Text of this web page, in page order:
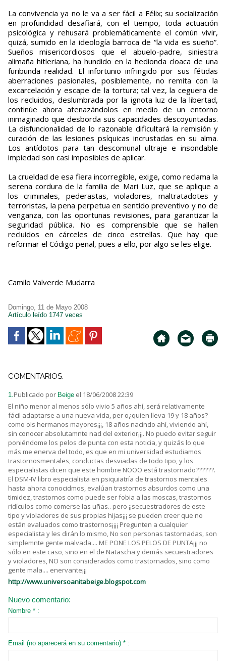
La convivencia ya no le va a ser fácil a Félix; su socialización
en profundidad desafiará, con el tiempo, toda actuación
psicológica y rehusará problemáticamente el común vivir,
quizá, sumido en la ideología barroca de “la vida es sueño”.
Sueños misericordiosos que el abuelo-padre, siniestra
alimaña hitleriana, ha hundido en la hedionda cloaca de una
furibunda realidad. El infortunio infringido por sus fétidas
aberraciones pasionales, posiblemente, no remita con la
excarcelación y escape de la tortura; tal vez, la ceguera de
los recluidos, deslumbrada por la ignota luz de la libertad,
continúe ahora atenazándolos en medio de un entorno
inimaginado que desborda sus capacidades descoyuntadas.
La disfuncionalidad de lo razonable dificultará la remisión y
curación de las lesiones psíquicas incrustadas en su alma.
Los antídotos para tan descomunal ultraje e insondable
impiedad son casi imposibles de aplicar.
La crueldad de esa fiera incorregible, exige, como reclama la
serena cordura de la familia de Mari Luz, que se aplique a
los criminales, pederastas, violadores, maltratadotes y
terroristas, la pena perpetua en sentido preventivo y no de
venganza, con las oportunas revisiones, para garantizar la
seguridad pública. No es comprensible que se hallen
recluidos en cárceles de cinco estrellas. Que hay que
reformar el Código penal, pues a ello, por algo se les elige.
Camilo Valverde Mudarra
Domingo, 11 de Mayo 2008
Artículo leído 1747 veces
COMENTARIOS:
1.Publicado por Beige el 18/06/2008 22:39
El niño menor al menos sólo vivio 5 años ahí, será relativamente
fácil adaptarse a una nueva vida, per o¿quien lleva 19 y 18 años?
como ols hermanos mayores¡¡¡, 18 años nacindo ahí, viviendo ahí,
sin conocer absolutamnte nad del exterior¡¡¡. No puedo evitar seguir
poniéndome los pelos de punta con esta noticia, y quizás lo que
más me enerva del todo, es que en mi universidad estudiamos
trastornosmentales, conductas desviadas de todo tipo, y los
especialistas dicen que este hombre NOOO está trastornado??????.
El DSM-IV libro especialista en psiquiatría de trastornos mentales
hasta ahora conocidmos, evalúan trastornos absurdos como una
timidez, trastornos como puede ser fobia a las moscas, trastornos
ridículos como comerse las uñas.. pero ¡¡secuestradores de este
tipo y violadores de sus propias hijas¡¡¡ se pueden creer que no
están evaluados como trastornos¡¡¡¡ Pregunten a cualquier
especialista y les dirán lo mismo, No son personas tastornadas, son
simplemnte gente malvada.... ME PONE LOS PELOS DE PUNTA¡¡¡ no
sólo en este caso, sino en el de Natascha y demás secuestradores
y violadores, NO son considerados como trastornados, sino como
gente mala.... enervante¡¡¡
http://www.universoanitabeige.blogspot.com
Nuevo comentario:
Nombre * :
Email (no aparecerá en su comentario) * :